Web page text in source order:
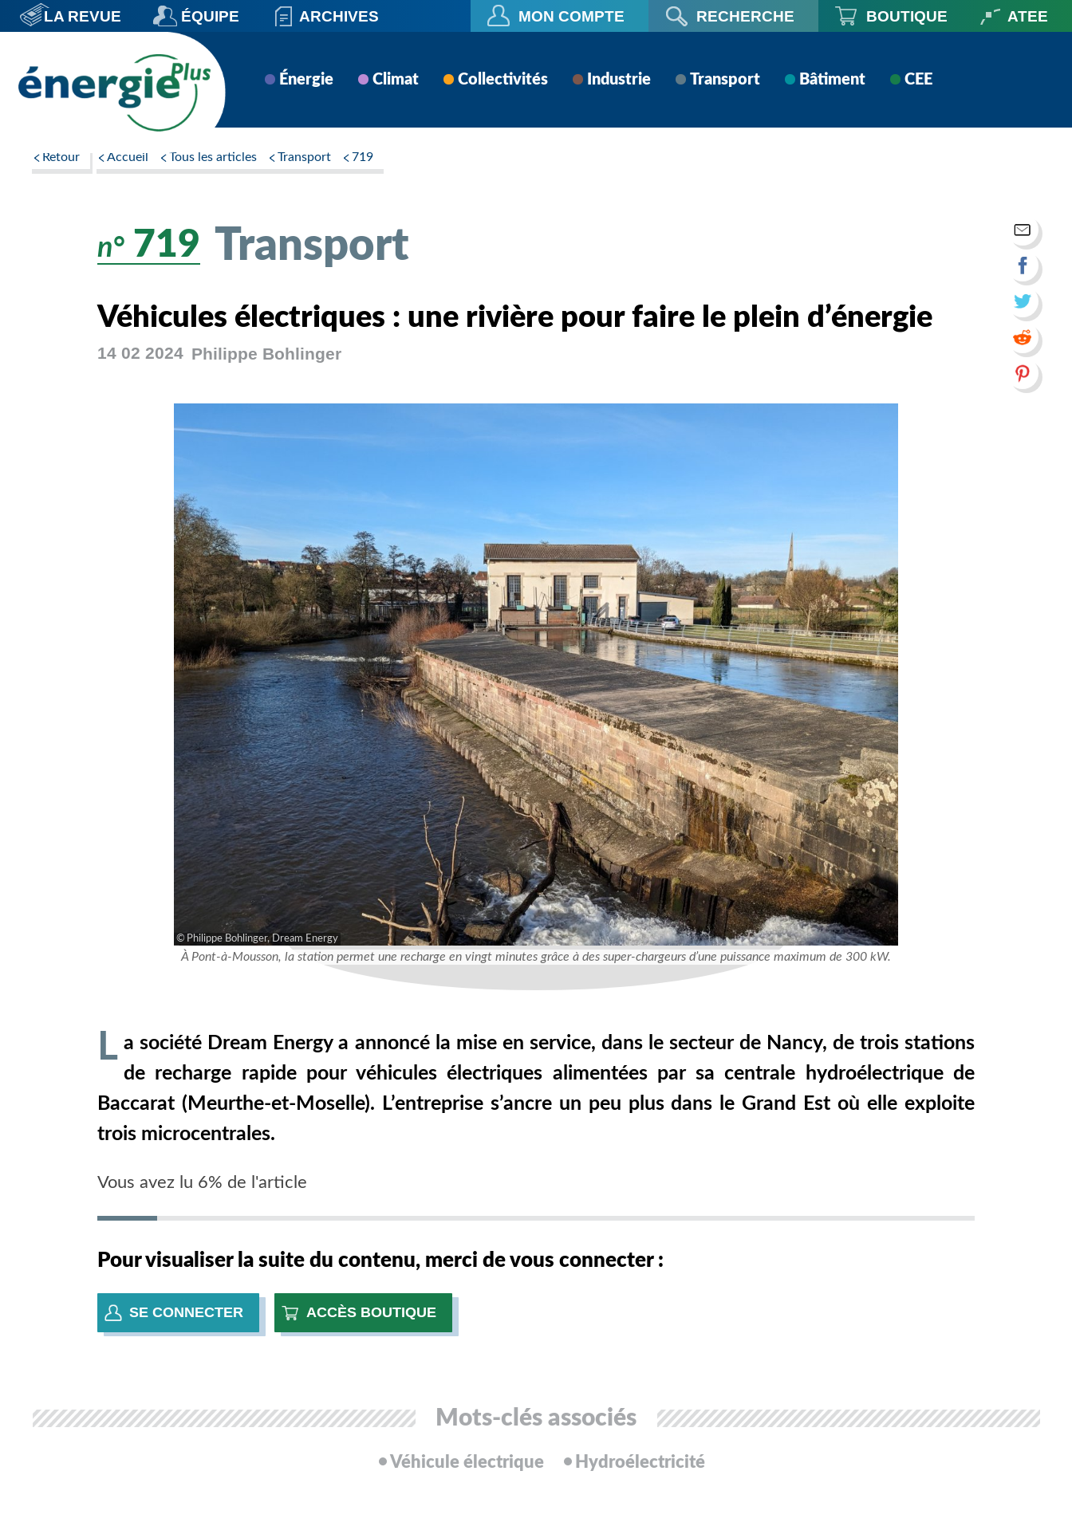
Navigation
principale
LA REVUE ÉQUIPE ARCHIVES MON COMPTE RECHERCHE BOUTIQUE ATEE
Énergie Climat Collectivités Industrie Transport Bâtiment CEE
Retour Accueil Tous les articles Transport 719
n° 719 Transport
Véhicules électriques : une rivière pour faire le plein d’énergie
14 02 2024 Philippe Bohlinger
Philippe Bohlinger, Dream Energy
À Pont-à-Mousson, la station permet une recharge en vingt minutes grâce à des super-chargeurs d’une puissance maximum de 300 kW.
L a société Dream Energy a annoncé la mise en service, dans le secteur de Nancy, de trois stations
de recharge rapide pour véhicules électriques alimentées par sa centrale hydroélectrique de
Baccarat (Meurthe-et-Moselle). L’entreprise s’ancre un peu plus dans le Grand Est où elle exploite
trois microcentrales.
Vous avez lu 6% de l'article
Pour visualiser la suite du contenu, merci de vous connecter :
SE CONNECTER ACCÈS BOUTIQUE
Mots-clés associés
Véhicule électrique Hydroélectricité